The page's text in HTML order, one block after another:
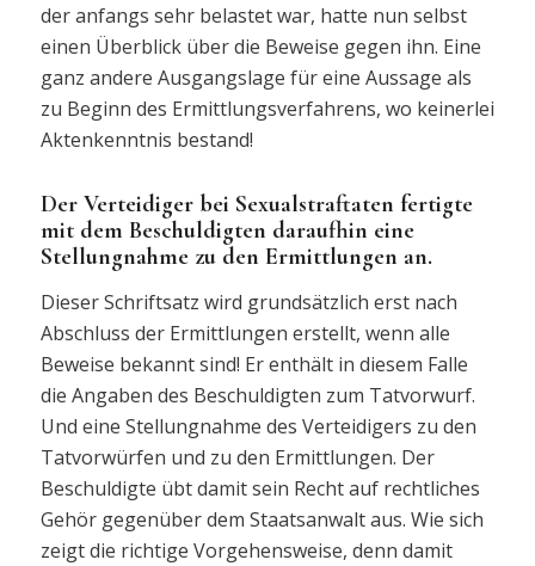
der anfangs sehr belastet war, hatte nun selbst
einen Überblick über die Beweise gegen ihn. Eine
ganz andere Ausgangslage für eine Aussage als
zu Beginn des Ermittlungsverfahrens, wo keinerlei
Aktenkenntnis bestand!
Der Verteidiger bei Sexualstraftaten fertigte
mit dem Beschuldigten daraufhin eine
Stellungnahme zu den Ermittlungen an.
Dieser Schriftsatz wird grundsätzlich erst nach
Abschluss der Ermittlungen erstellt, wenn alle
Beweise bekannt sind! Er enthält in diesem Falle
die Angaben des Beschuldigten zum Tatvorwurf.
Und eine Stellungnahme des Verteidigers zu den
Tatvorwürfen und zu den Ermittlungen. Der
Beschuldigte übt damit sein Recht auf rechtliches
Gehör gegenüber dem Staatsanwalt aus. Wie sich
zeigt die richtige Vorgehensweise, denn damit